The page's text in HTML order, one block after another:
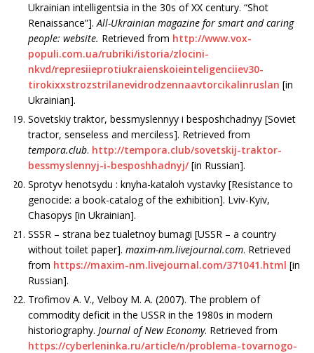
Ukrainian intelligentsia in the 30s of XX century. “Shot
Renaissance”].All-Ukrainian magazine for smart and caring
people: website. Retrieved from http://www.vox-
populi.com.ua/rubriki/istoria/zlocini-
nkvd/represiieprotiukraienskoieinteligenciiev30-
tirokixxstrozstrilanevidrodzennaavtorcikalinruslan [in
Ukrainian].
Sovetskiy traktor, bessmyslennyy i besposhchad­nyy [Soviet
tractor, senseless and merciless]. Retrieved from
tempora.club. http://tempora.club/sovetskij-traktor-
bessmyslennyj-i-besposhhadnyj/[in Russian].
Sprotyv henotsydu : knyha-kataloh vystavky [Resistance to
genocide: a book-catalog of the exhibition]. Lviv-Kyiv,
Chasopys [in Ukrainian].
SSSR – strana bez tualetnoy bumagi [USSR – a country
without toilet paper]. maxim-nm.livejournal.com. Retrieved
from https://maxim-nm.livejournal.com/371041.html [in
Russian].
Trofimov A. V., Velboy M. A. (2007). The problem of
commodity deficit in the USSR in the 1980s in modern
historiography. Journal of New Economy. Retrieved from
https://cyberleninka.ru/article/n/problema-tovarnogo-